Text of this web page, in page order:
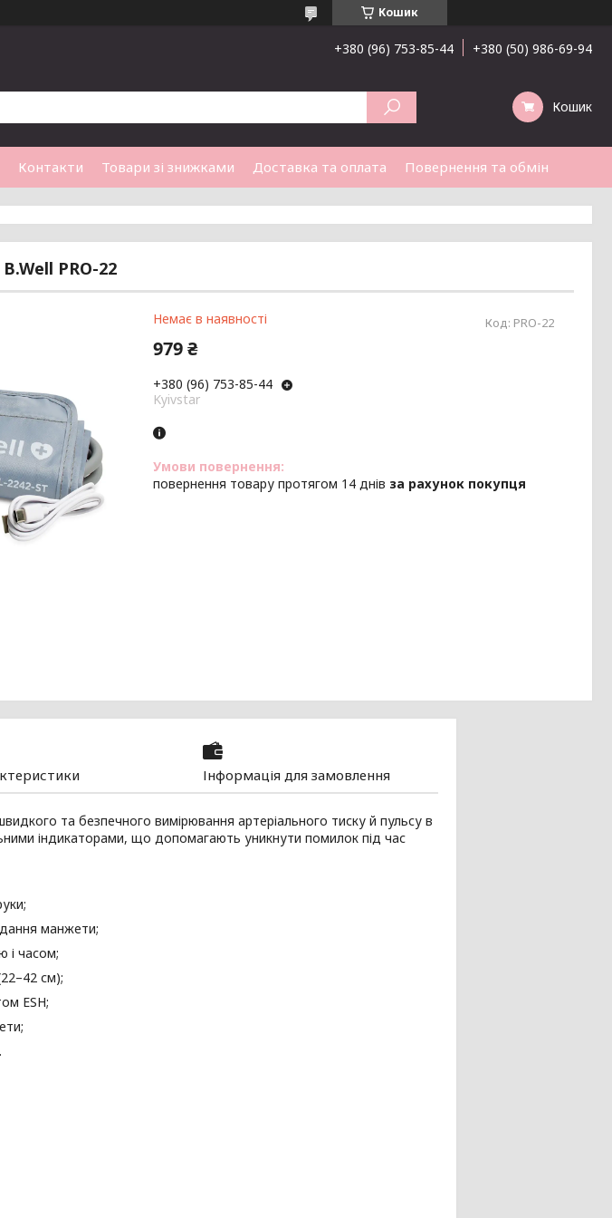
Кошик
+380 (96) 753-85-44 +380 (50) 986-69-94
Кошик
Контакти Товари зі знижками Доставка та оплата Повернення та обмін
PRO-22
Немає в наявності Код: PRO-22
979 ₴
+380 (96) 753-85-44
Kyivstar
повернення товару протягом 14 днів за рахунок покупця
Інформація для замовлення
та безпечного вимірювання артеріального тиску й пульсу в
індикаторами, що допомагають уникнути помилок під час
манжети;
і часом;
см);
ESH;